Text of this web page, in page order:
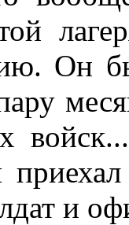
Он
и